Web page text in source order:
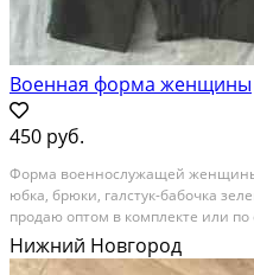
Военная форма женщины
450 руб.
Форма военнослужащей женщины
юбка, брюки, галстук-бабочка
продаю оптом в комплекте или по
Нижний Новгород